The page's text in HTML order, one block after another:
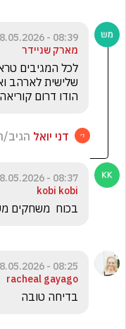
08:39 - 18.05.2026
מארק שניידר
הודו דרום
דני יואל
08:37 - 18.05.2026
kobi kobi
בכוח  משחקים
08:25 - 18.05.2026
racheal gayago
בדיחה טובה